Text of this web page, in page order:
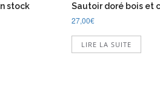
stock Sautoir doré bois et
27,00€
LIRE LA SUITE